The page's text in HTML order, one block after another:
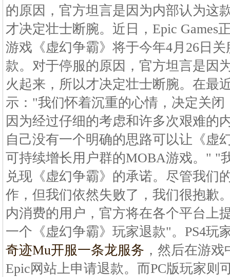
的原因，官方坦言是因为内部认为这
才决定壮士断腕。近日，Epic Games
游戏《虚幻争霸》将于今年4月26日
款。对于停服的原因，官方坦言是因
火起来，所以才决定壮士断腕。在最
示："我们怀着沉重的心情，决定关
因为经过仔细的考虑和许多次艰难的
自己没有一个明确的思路可以让《虚
可持续增长用户群的MOBA游戏。" "
兑现《虚幻争霸》的承诺。尽管我们
作，但我们依然失败了，我们很抱歉
内消费的用户，官方将在各个平台上
一个《虚幻争霸》玩家退款"。PS4玩
奇迹Mu开服一条龙服务 ，然后在游
Epic网站上申请退款。而PC版玩家则